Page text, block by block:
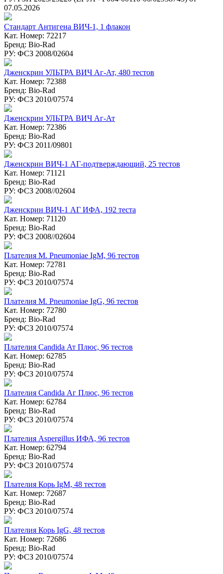
07.05.2026
Стандарт Антигена ВИЧ-1, 1 флакон
Кат. Номер: 72217
Бренд: Bio-Rad
РУ: ФСЗ 2008/02604
Дженскрин УЛЬТРА ВИЧ Аг-Ат, 480 тестов
Кат. Номер: 72388
Бренд: Bio-Rad
РУ: ФСЗ 2010/07574
Дженскрин УЛЬТРА ВИЧ Аг-Ат
Кат. Номер: 72386
Бренд: Bio-Rad
РУ: ФСЗ 2011/09801
Дженскрин ВИЧ-1 АГ-подтверждающий, 25 тестов
Кат. Номер: 71121
Бренд: Bio-Rad
РУ: ФСЗ 2008//02604
Дженcкрин ВИЧ-1 АГ ИФА, 192 теста
Кат. Номер: 71120
Бренд: Bio-Rad
РУ: ФСЗ 2008//02604
Плателия M. Pneumoniae IgM, 96 тестов
Кат. Номер: 72781
Бренд: Bio-Rad
РУ: ФСЗ 2010/07574
Плателия M. Pneumoniae IgG, 96 тестов
Кат. Номер: 72780
Бренд: Bio-Rad
РУ: ФСЗ 2010/07574
Плателия Candida Ат Плюс, 96 тестов
Кат. Номер: 62785
Бренд: Bio-Rad
РУ: ФСЗ 2010/07574
Плателия Candida Аг Плюс, 96 тестов
Кат. Номер: 62784
Бренд: Bio-Rad
РУ: ФСЗ 2010/07574
Плателия Aspergillus ИФА, 96 тестов
Кат. Номер: 62794
Бренд: Bio-Rad
РУ: ФСЗ 2010/07574
Плателия Корь IgM, 48 тестов
Кат. Номер: 72687
Бренд: Bio-Rad
РУ: ФСЗ 2010/07574
Плателия Корь IgG, 48 тестов
Кат. Номер: 72686
Бренд: Bio-Rad
РУ: ФСЗ 2010/07574